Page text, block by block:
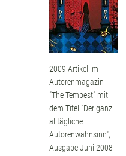
2009 Artikel im
Autorenmagazin
"The Tempest" mit
dem Titel "Der ganz
alltägliche
Autorenwahnsinn",
Ausgabe Juni 2008